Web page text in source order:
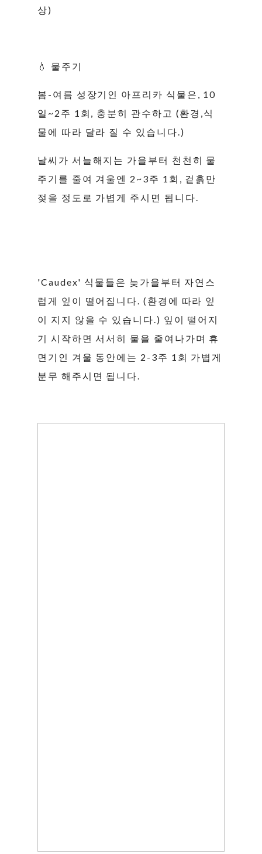
상)
💧 물주기
봄-여름 성장기인 아프리카 식물은, 10
일~2주 1회, 충분히 관수하고 (환경,식
물에 따라 달라 질 수 있습니다.)
날씨가 서늘해지는 가을부터 천천히 물
주기를 줄여 겨울엔 2~3주 1회, 겉흙만
젖을 정도로 가볍게 주시면 됩니다.
'Caudex' 식물들은 늦가을부터 자연스
럽게 잎이 떨어집니다. (환경에 따라 잎
이 지지 않을 수 있습니다.) 잎이 떨어지
기 시작하면 서서히 물을 줄여나가며 휴
면기인 겨울 동안에는 2-3주 1회 가볍게
분무 해주시면 됩니다.